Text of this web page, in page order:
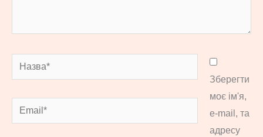
Назва*
Email*
Зберегти
моє ім'я,
e-mail, та
адресу